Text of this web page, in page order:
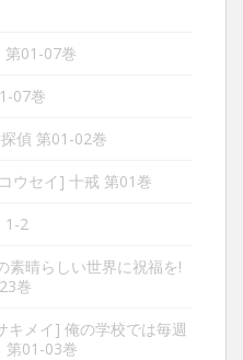
第01-07巻
07巻
偵 第01-02巻
ウセイ] 十戒 第01巻
1-2
素晴らしい世界に祝福を!
巻
キメイ] 俺の学校では毎週
第01-03巻